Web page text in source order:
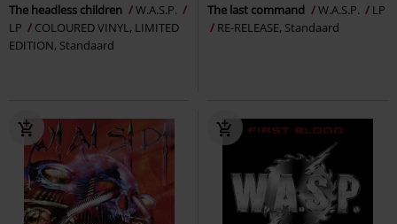
The headless children
W.A.S.P.
LP
COLOURED VINYL, LIMITED
EDITION, Standaard
The last command W.A.S.P.
LP
RE-RELEASE, Standaard